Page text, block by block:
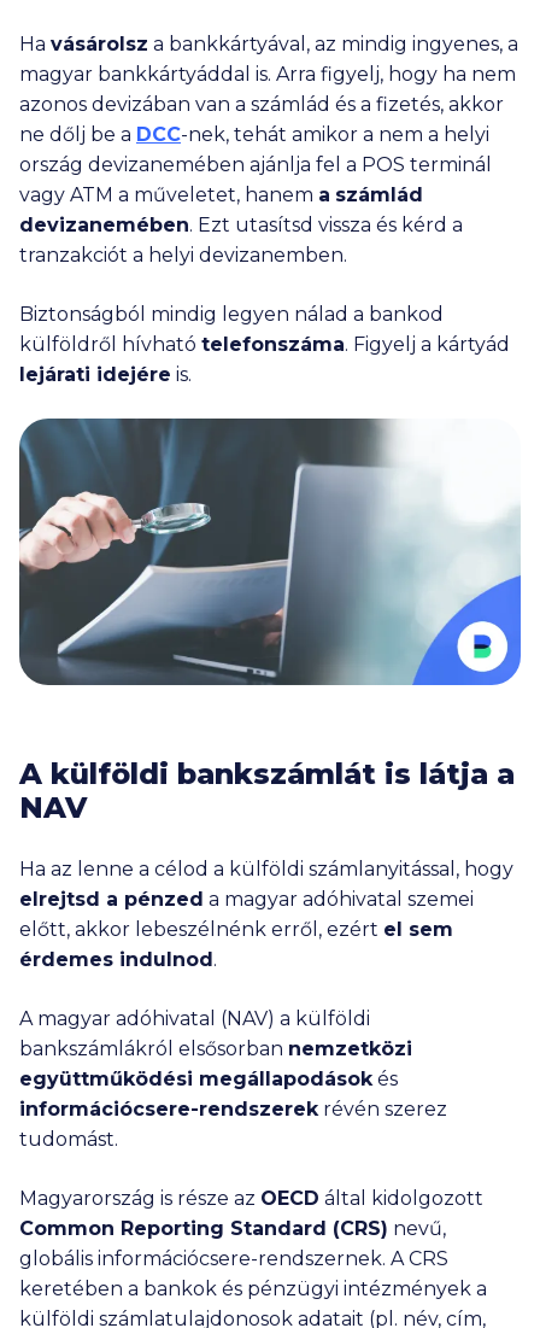
Ha vásárolsz a bankkártyával, az mindig ingyenes, a
magyar bankkártyáddal is. Arra figyelj, hogy ha nem
azonos devizában van a számlád és a fizetés, akkor
ne dőlj be a DCC-nek, tehát amikor a nem a helyi
ország devizanemében ajánlja fel a POS terminál
vagy ATM a műveletet, hanem a számlád
devizanemében. Ezt utasítsd vissza és kérd a
tranzakciót a helyi devizanemben.
Biztonságból mindig legyen nálad a bankod
külföldről hívható telefonszáma. Figyelj a kártyád
lejárati idejére is.
A külföldi bankszámlát is látja a
NAV
Ha az lenne a célod a külföldi számlanyitással, hogy
elrejtsd a pénzed a magyar adóhivatal szemei
előtt, akkor lebeszélnénk erről, ezért el sem
érdemes indulnod.
A magyar adóhivatal (NAV) a külföldi
bankszámlákról elsősorban nemzetközi
együttműködési megállapodások és
információcsere-rendszerek révén szerez
tudomást.
Magyarország is része az OECD által kidolgozott
Common Reporting Standard (CRS) nevű,
globális információcsere-rendszernek. A CRS
keretében a bankok és pénzügyi intézmények a
külföldi számlatulajdonosok adatait (pl. név, cím,